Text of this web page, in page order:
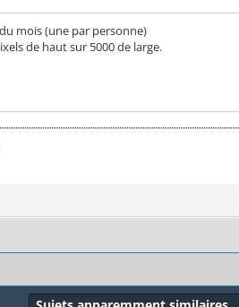
mois (une par personne)
de haut sur 5000 de large.